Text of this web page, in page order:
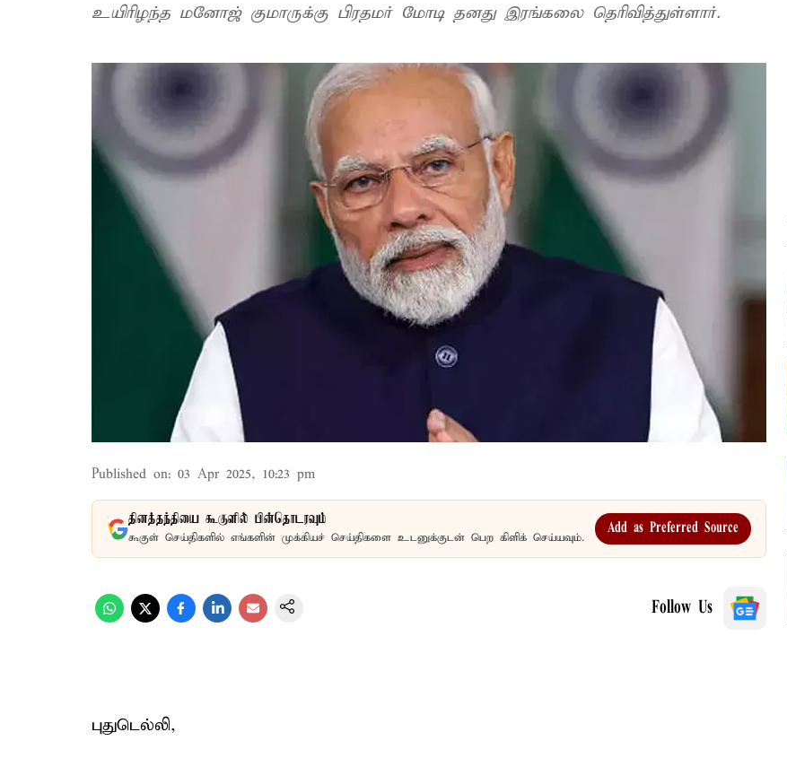
உயிரிழந்த மனோஜ் குமாருக்கு பிரதமர் மோடி தனது இரங்கலை தெரிவித்துள்ளார்.
Published on: 03 Apr 2025, 10:23 pm
தினத்தந்தியை கூகுளில் பின்தொடரவும்
கூகுள் செய்திகளில் எங்களின் முக்கியச் செய்திகளை உடனுக்குடன் பெற கிளிக் செய்யவும்.
Add as Preferred Source
Follow Us
புதுடெல்லி,